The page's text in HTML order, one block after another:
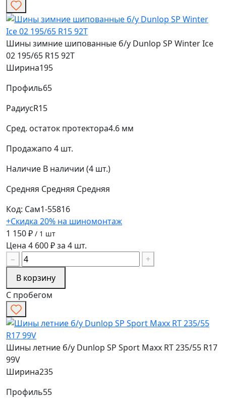
Шины зимние шипованные б/у Dunlop SP Winter Ice
02 195/65 R15 92T
Ширина195
Профиль65
РадиусR15
Сред. остаток протектора4.6 мм
Продажапо 4 шт.
Наличие В наличии (4 шт.)
Средняя Средняя Средняя
Код: Сам1-55816
+Скидка 20% на шиномонтаж
1 150 ₽ / 1 шт
Цена 4 600 ₽ за 4 шт.
−
+
В корзину
С пробегом
Шины летние б/у Dunlop SP Sport Maxx RT 235/55 R17
99V
Ширина235
Профиль55